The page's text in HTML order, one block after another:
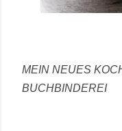
MEIN NEUES
BUCHBINDEREI